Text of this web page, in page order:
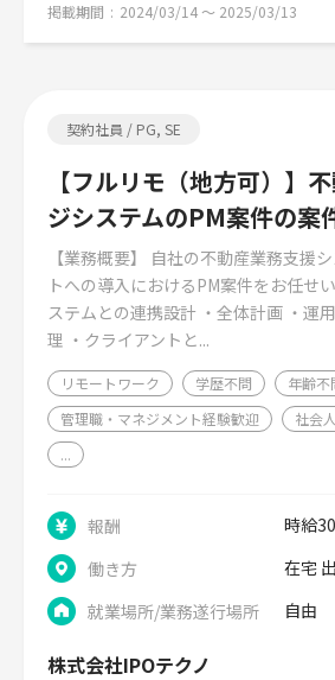
掲載期間 2024/03/14 〜 2025/03/13
契約社員 / PG, SE
【フルリモ（地方可）】
ジシステムのPM案件の案
【業務概要】 自社の不動産業務支援
トへの導入におけるPM案件をお任せ
ステムとの連携設計 ・全体計画 ・運
理 ・クライアントと...
リモートワーク 学歴不問
年齢不
管理職・マネジメント経験歓迎
社会
...
報酬
時給
働き方
在宅
就業場所/業務遂行場所
自由
株式会社IPOテクノ